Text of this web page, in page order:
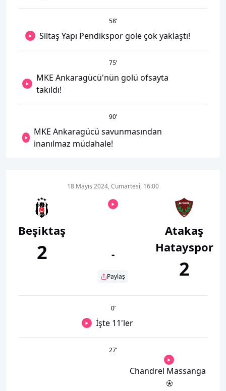
58’
Siltaş Yapı Pendikspor gole çok yaklaştı!
75’
MKE Ankaragücü'nün golü ofsayta
takıldı!
90’
MKE Ankaragücü savunmasından
inanılmaz müdahale!
Beşiktaş
2
18 Mayıs 2024, Cumartesi, 16:00
-
Paylaş
Atakaş
Hatayspor
2
0’
İşte 11'ler
27’
Chandrel Massanga